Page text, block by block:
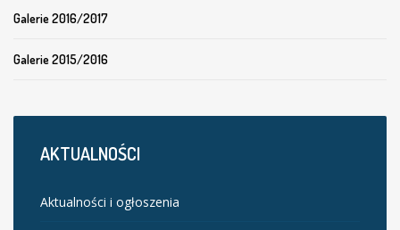
Galerie 2016/2017
Galerie 2015/2016
AKTUALNOŚCI
Aktualności i ogłoszenia